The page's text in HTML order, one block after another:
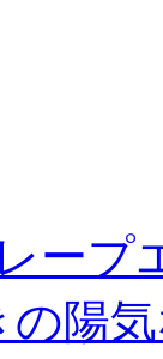
ープ
の陽